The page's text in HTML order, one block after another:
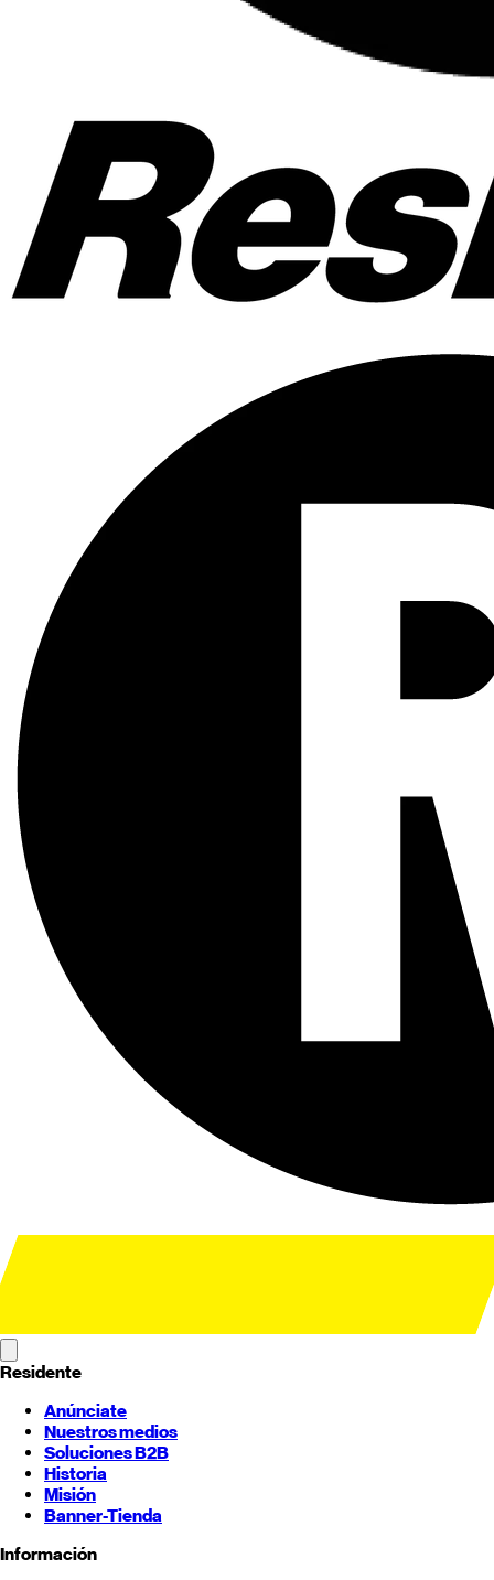
Residente
Anúnciate
Nuestros medios
Soluciones B2B
Historia
Misión
Banner-Tienda
Información